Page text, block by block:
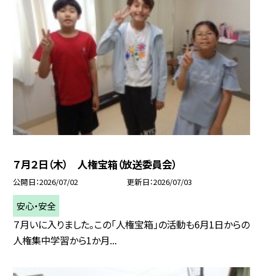
７月２日（木） 人権宝箱（放送委員会）
公開日 2026/07/02 更新日 2026/07/03
安心・安全
７月いに入りました。この「人権宝箱」の活動も6月1日からの
人権集中学習から1か月...